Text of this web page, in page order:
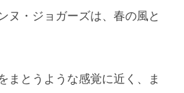
ヌ・ジョガーズは、春の風と
まとうような感覚に近く、ま